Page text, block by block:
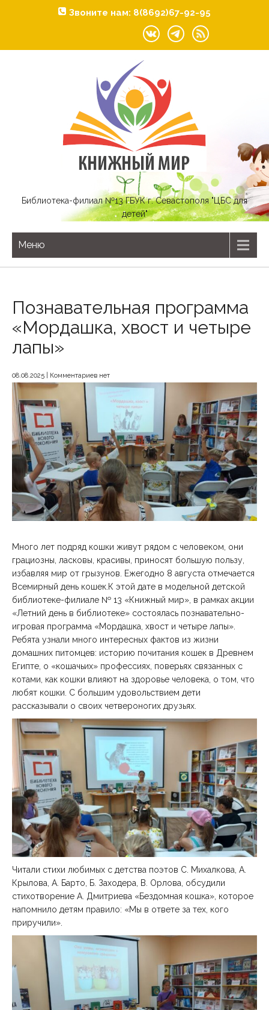
Звоните нам: 8(8692)67-92-95
Библиотека-филиал №13 ГБУК г. Севастополя "ЦБС для
детей"
Меню
Познавательная программа
«Мордашка, хвост и четыре
лапы»
08.08.2025 Комментариев нет
Много лет подряд кошки живут рядом с человеком, они
грациозны, ласковы, красивы, приносят большую пользу,
избавляя мир от грызунов. Ежегодно 8 августа отмечается
Всемирный день кошек.К этой дате в модельной детской
библиотеке-филиале № 13 «Книжный мир», в рамках акции
«Летний день в библиотеке» состоялась познавательно-
игровая программа «Мордашка, хвост и четыре лапы».
Ребята узнали много интересных фактов из жизни
домашних питомцев: историю почитания кошек в Древнем
Египте, о «кошачьих» профессиях, поверьях связанных с
котами, как кошки влияют на здоровье человека, о том, что
любят кошки. С большим удовольствием дети
рассказывали о своих четвероногих друзьях.
Читали стихи любимых с детства поэтов С. Михалкова, А.
Крылова, А. Барто, Б. Заходера, В. Орлова, обсудили
стихотворение А. Дмитриева «Бездомная кошка», которое
напомнило детям правило: «Мы в ответе за тех, кого
приручили».